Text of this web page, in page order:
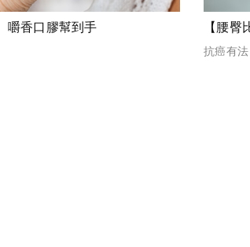
香口膠幫到手 【腰
抗癌有法